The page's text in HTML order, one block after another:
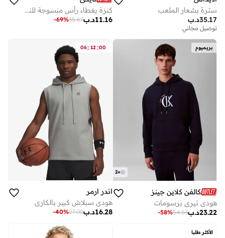
سترة بشعار الملعب
د.ب35.17
توصيل مجاني
كنزة بغطاء رأس منسوجة للنادي
د.ب11.16
35.67
-69%
بريميوم
+
2
كالفن كلاين جينز
هودي تيري برسومات
د.ب23.22
54.53
-58%
06: 12 :00
اندر ارمر
هودي سبلاش كبير بالكاري
د.ب16.28
27.00
-40%
الأكثر طلبا